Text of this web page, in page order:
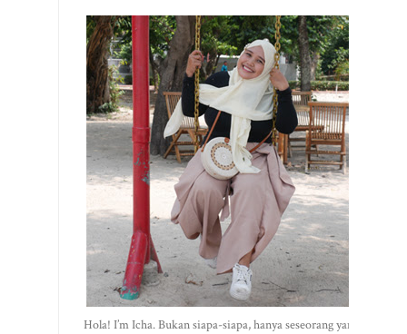
Hola! I’m Icha. Bukan siapa-siapa, hanya seseorang yang